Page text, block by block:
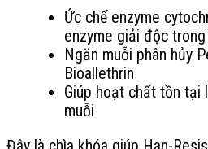
Ức chế enzyme
enzyme giải độc
Ngăn muỗi phân hủy
Bioallethrin
Giúp hoạt chất tồn tại
muỗi